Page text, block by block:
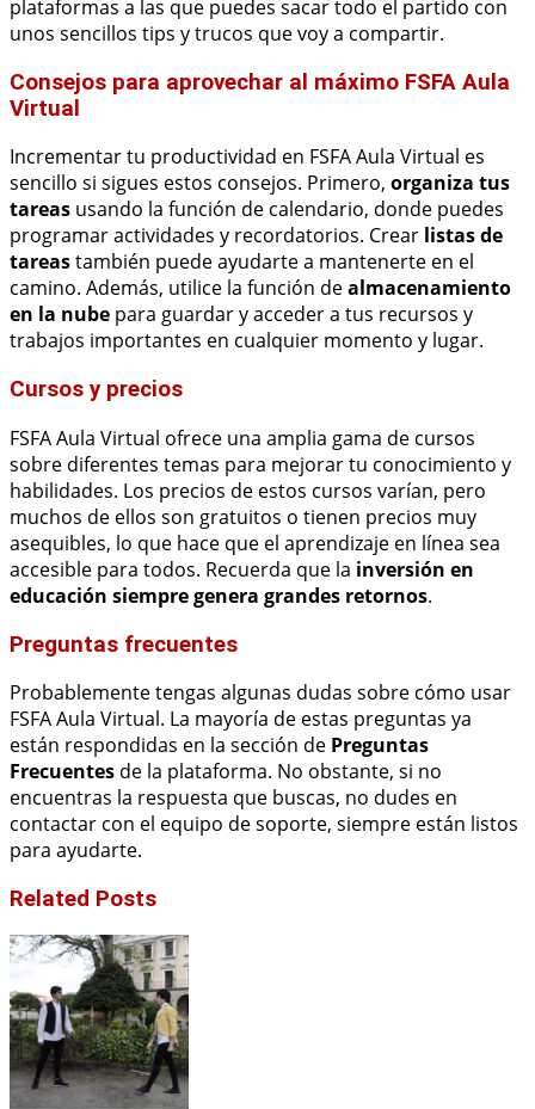
plataformas a las que puedes sacar todo el partido con
unos sencillos tips y trucos que voy a compartir.
Consejos para aprovechar al máximo FSFA Aula
Virtual
Incrementar tu productividad en FSFA Aula Virtual es
sencillo si sigues estos consejos. Primero, organiza tus
tareas usando la función de calendario, donde puedes
programar actividades y recordatorios. Crear listas de
tareastambién puede ayudarte a mantenerte en el
camino. Además, utilice la función dealmacenamiento
en la nube para guardar y acceder a tus recursos y
trabajos importantes en cualquier momento y lugar.
Cursos y precios
FSFA Aula Virtual ofrece una amplia gama de cursos
sobre diferentes temas para mejorar tu conocimiento y
habilidades. Los precios de estos cursos varían, pero
muchos de ellos son gratuitos o tienen precios muy
asequibles, lo que hace que el aprendizaje en línea sea
accesible para todos. Recuerda que la inversión en
educación siempre genera grandes retornos.
Preguntas frecuentes
Probablemente tengas algunas dudas sobre cómo usar
FSFA Aula Virtual. La mayoría de estas preguntas ya
están respondidas en la sección de Preguntas
Frecuentes de la plataforma. No obstante, si no
encuentras la respuesta que buscas, no dudes en
contactar con el equipo de soporte, siempre están listos
para ayudarte.
Related Posts